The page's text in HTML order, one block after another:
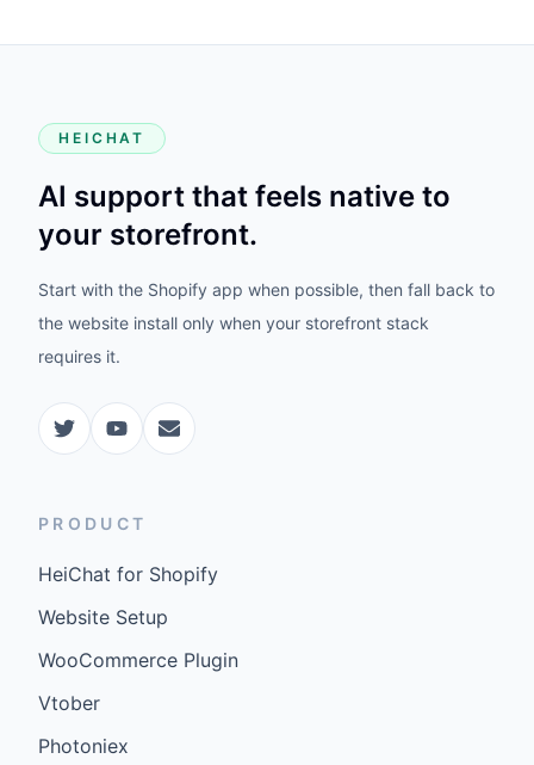
HEICHAT
AI support that feels native to
your storefront.
Start with the Shopify app when possible, then fall back to
the website install only when your storefront stack
requires it.
PRODUCT
HeiChat for Shopify
Website Setup
WooCommerce Plugin
Vtober
Photoniex